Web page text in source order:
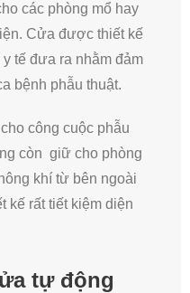
các phòng mổ hay
Cửa được thiết kế
tế đưa ra nhằm đảm
bệnh phẫu thuật.
công cuộc phẫu
còn giữ cho phòng
khí từ bên ngoài
kế rất tiết kiệm diện
tự động